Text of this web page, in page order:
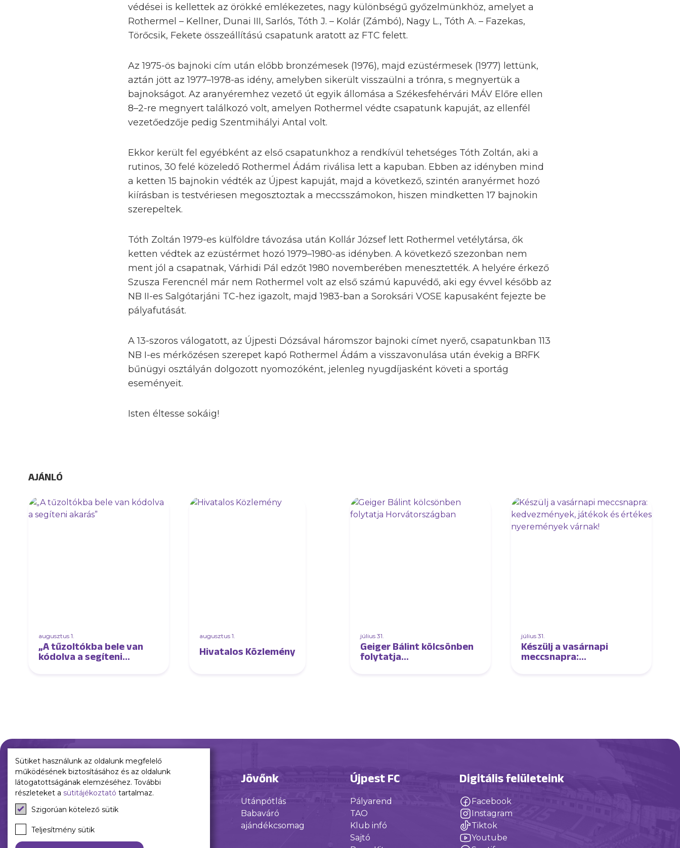
védései is kellettek az örökké emlékezetes, nagy különbségű győzelmünkhöz, amelyet a
Rothermel – Kellner, Dunai III, Sarlós, Tóth J. – Kolár (Zámbó), Nagy L., Tóth A. – Fazekas,
Törőcsik, Fekete összeállítású csapatunk aratott az FTC felett.
Az 1975-ös bajnoki cím után előbb bronzémesek (1976), majd ezüstérmesek (1977) lettünk,
aztán jött az 1977–1978-as idény, amelyben sikerült visszaülni a trónra, s megnyertük a
bajnokságot. Az aranyéremhez vezető út egyik állomása a Székesfehérvári MÁV Előre ellen
8–2-re megnyert találkozó volt, amelyen Rothermel védte csapatunk kapuját, az ellenfél
vezetőedzője pedig Szentmihályi Antal volt.
Ekkor került fel egyébként az első csapatunkhoz a rendkívül tehetséges Tóth Zoltán, aki a
rutinos, 30 felé közeledő Rothermel Ádám riválisa lett a kapuban. Ebben az idényben mind
a ketten 15 bajnokin védték az Újpest kapuját, majd a következő, szintén aranyérmet hozó
kiírásban is testvériesen megosztoztak a meccsszámokon, hiszen mindketten 17 bajnokin
szerepeltek.
Tóth Zoltán 1979-es külföldre távozása után Kollár József lett Rothermel vetélytársa, ők
ketten védtek az ezüstérmet hozó 1979–1980-as idényben. A következő szezonban nem
ment jól a csapatnak, Várhidi Pál edzőt 1980 novemberében menesztették. A helyére érkező
Szusza Ferencnél már nem Rothermel volt az első számú kapuvédő, aki egy évvel később az
NB II-es Salgótarjáni TC-hez igazolt, majd 1983-ban a Soroksári VOSE kapusaként fejezte be
pályafutását.
A 13-szoros válogatott, az Újpesti Dózsával háromszor bajnoki címet nyerő, csapatunkban 113
NB I-es mérkőzésen szerepet kapó Rothermel Ádám a visszavonulása után évekig a BRFK
bűnügyi osztályán dolgozott nyomozóként, jelenleg nyugdíjasként követi a sportág
eseményeit.
Isten éltesse sokáig!
AJÁNLÓ
augusztus 1.
„A tűzoltókba bele van
kódolva a segíteni
augusztus 1.
Hivatalos Közlemény
július 31.
Geiger Bálint kölcsönben
folytatja
július 31.
Készülj a vasárnapi
meccsnapra:
Múltunk
Történelmünk
Jelenünk Jövőnk
Utánpótlás
Babaváró
ajándékcsomag
Újpest FC
Pályarend
TAO
Klub infó
Sajtó
Digitális felületeink
Facebook
Instagram
Tiktok
Youtube
Sütiket használunk az oldalunk megfelelő
működésének biztosításához és az oldalunk
látogatottságának elemzéséhez. További
részleteket a sütitájékoztató tartalmaz.
Szigorúan kötelező sütik
Teljesítmény sütik